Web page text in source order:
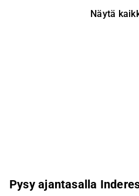
Näytä
Pysy ajantasalla